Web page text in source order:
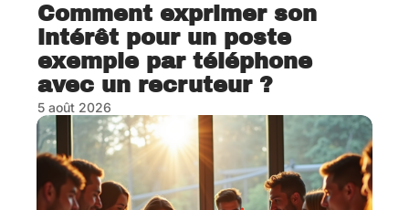
Comment exprimer son
intérêt pour un poste
exemple par téléphone
avec un recruteur ?
5 août 2026